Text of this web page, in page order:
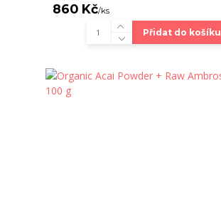
860 Kč/ks
Přidat do košíku